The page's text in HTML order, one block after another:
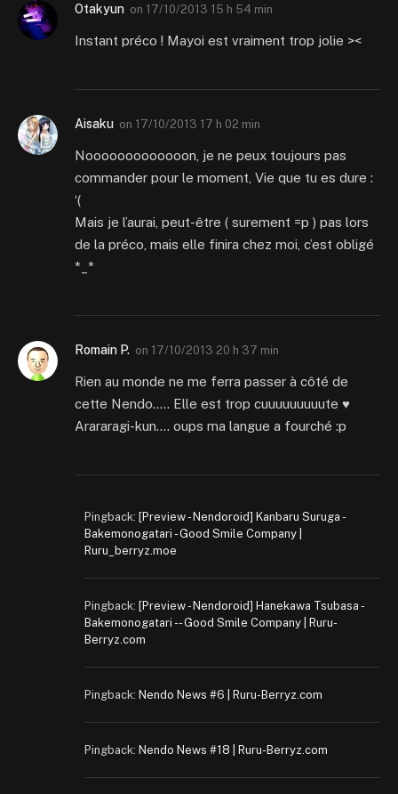
Otakyun on 17/10/2013 15 h 54 min
Instant préco ! Mayoi est vraiment trop jolie ><
Aisaku on 17/10/2013 17 h 02 min
Nooooooooooooon, je ne peux toujours pas
commander pour le moment, Vie que tu es dure :
‘(
Mais je l’aurai, peut-être ( surement =p ) pas lors
de la préco, mais elle finira chez moi, c’est obligé
*_*
Romain P. on 17/10/2013 20 h 37 min
Rien au monde ne me ferra passer à côté de
cette Nendo….. Elle est trop cuuuuuuuuute ♥
Arararagi-kun…. oups ma langue a fourché :p
Pingback: [Preview - Nendoroid] Kanbaru Suruga -
Bakemonogatari - Good Smile Company |
Ruru_berryz.moe
Pingback: [Preview - Nendoroid] Hanekawa Tsubasa -
Bakemonogatari - - Good Smile Company | Ruru-
Berryz.com
Pingback: Nendo News #6 | Ruru-Berryz.com
Pingback: Nendo News #18 | Ruru-Berryz.com